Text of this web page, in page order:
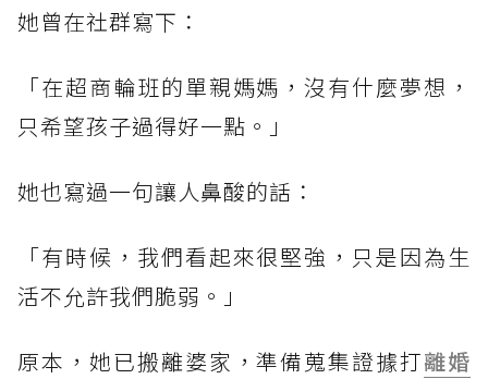
她曾在社群寫下：
「在超商輪班的單親媽媽，沒有什麼夢想，
只希望孩子過得好一點。」
她也寫過一句讓人鼻酸的話：
「有時候，我們看起來很堅強，只是因為生
活不允許我們脆弱。」
原本，她已搬離婆家，準備蒐集證據打離婚